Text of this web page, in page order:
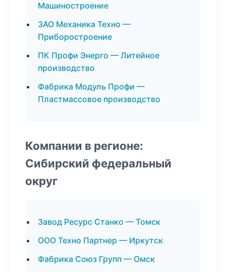
Машиностроение
ЗАО Механика Техно —
Приборостроение
ПК Профи Энерго — Литейное
производство
Фабрика Модуль Профи —
Пластмассовое производство
Компании в регионе:
Сибирский федеральный
округ
Завод Ресурс Станко — Томск
ООО Техно Партнер — Иркутск
Фабрика Союз Групп — Омск